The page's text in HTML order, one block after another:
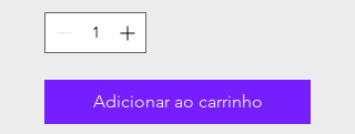
Adicionar ao carrinho